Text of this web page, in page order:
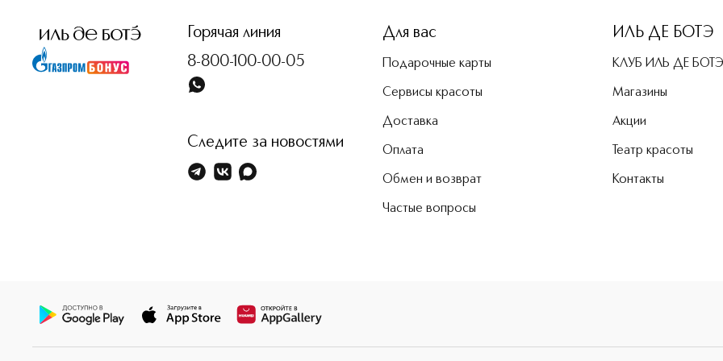
Горячая линия
8-800-100-00-05
Следите за новостями
Для вас
Подарочные карты
Сервисы красоты
Доставка
Оплата
Обмен и возврат
Частые вопросы
ИЛЬ ДЕ БОТЭ
КЛУБ ИЛЬ ДЕ БОТЭ
Магазины
Акции
Театр красоты
Контакты